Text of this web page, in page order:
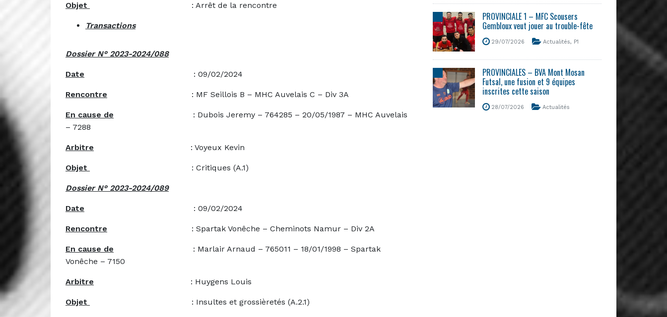
Objet : Arrêt de la rencontre
Transactions
Dossier N° 2023-2024/088
Date : 09/02/2024
Rencontre : MF Seillois B – MHC Auvelais C – Div 3A
En cause de : Dubois Jeremy – 764285 – 20/05/1987 – MHC Auvelais
– 7288
Arbitre : Voyeux Kevin
Objet : Critiques (A.1)
Dossier N° 2023-2024/089
Date : 09/02/2024
Rencontre : Spartak Vonêche – Cheminots Namur – Div 2A
En cause de : Marlair Arnaud – 765011 – 18/01/1998 – Spartak
Vonêche – 7150
Arbitre : Huygens Louis
Objet : Insultes et grossièretés (A.2.1)
PROVINCIALE 1 – MFC Scousers
Gembloux veut jouer au trouble-fête
29/07/2026 Actualités, P1
PROVINCIALES – BVA Mont Mosan
Futsal, une fusion et 9 équipes
inscrites cette saison
28/07/2026 Actualités